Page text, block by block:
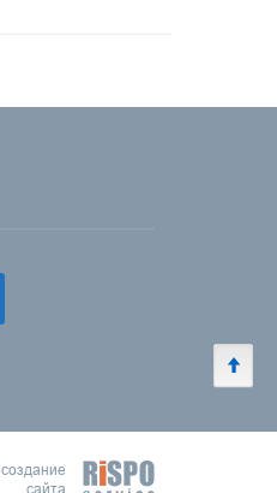
создание
сайта